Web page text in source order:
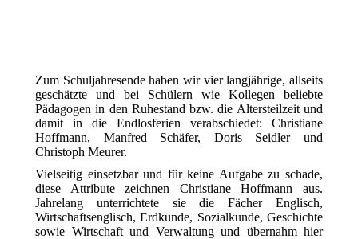
Zum Schuljahresende haben wir vier langjährige, allseits
geschätzte und bei Schülern wie Kollegen beliebte
Pädagogen in den Ruhestand bzw. die Altersteilzeit und
damit in die Endlosferien verabschiedet: Christiane
Hoffmann, Manfred Schäfer, Doris Seidler und
Christoph Meurer.
Vielseitig einsetzbar und für keine Aufgabe zu schade,
diese Attribute zeichnen Christiane Hoffmann aus.
Jahrelang unterrichtete sie die Fächer Englisch,
Wirtschaftsenglisch, Erdkunde, Sozialkunde, Geschichte
sowie Wirtschaft und Verwaltung und übernahm hier